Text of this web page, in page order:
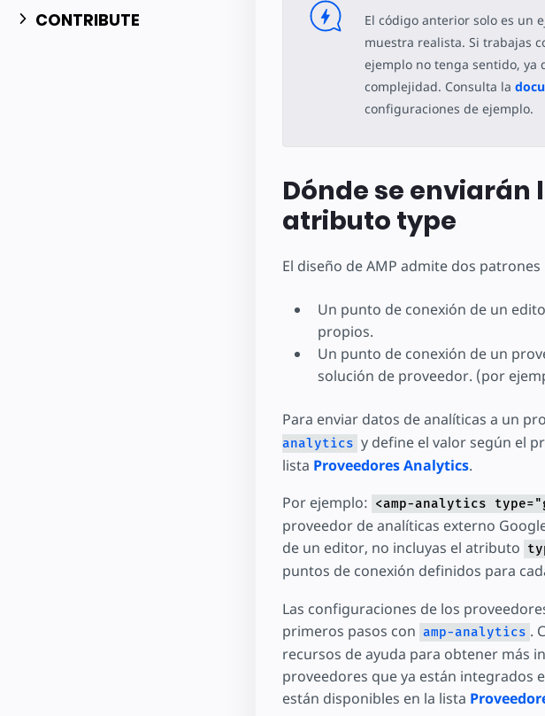
CONTRIBUTE
El código anterior solo es un
muestra realista. Si trabajas
ejemplo no tenga sentido, ya
complejidad. Consulta la
configuraciones de ejemplo.
Dónde se enviarán
atributo type
El diseño de AMP admite dos
Un punto de conexión de un
propios.
Un punto de conexión de un
solución de proveedor. (por
Para enviar datos de analíticas a un
analytics y define el valor según el
lista Proveedores Analytics.
Por ejemplo: <amp-analytics
proveedor de analíticas externo
de un editor, no incluyas el atributo
puntos de conexión definidos para
Las configuraciones de los
primeros pasos con amp-analytics .
recursos de ayuda para obtener más
proveedores que ya están integrados
están disponibles en la lista